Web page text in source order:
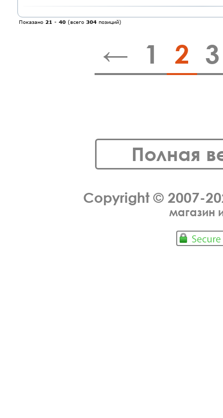
Показано 21 - 40 (всего 304 позиций)
← 1 2 3
Полная
Copyright © 2007-
магазин